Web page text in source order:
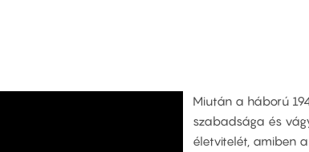
Miután a háború
szabadsága és
életvitelét, amiben